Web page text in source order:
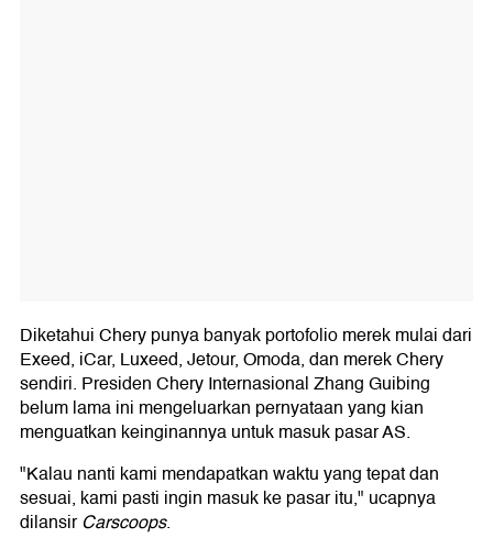
Diketahui Chery punya banyak portofolio merek mulai dari
Exeed, iCar, Luxeed, Jetour, Omoda, dan merek Chery
sendiri. Presiden Chery Internasional Zhang Guibing
belum lama ini mengeluarkan pernyataan yang kian
menguatkan keinginannya untuk masuk pasar AS.
"Kalau nanti kami mendapatkan waktu yang tepat dan
sesuai, kami pasti ingin masuk ke pasar itu," ucapnya
dilansirCarscoops.